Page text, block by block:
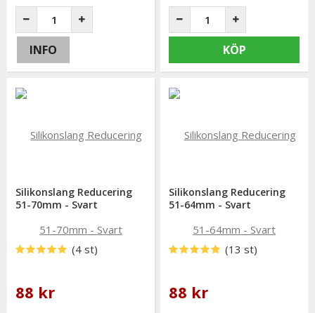
INFO KÖP
Silikonslang Reducering
51-70mm - Svart
(4 st)
88 kr
Silikonslang Reducering
51-64mm - Svart
(13 st)
88 kr